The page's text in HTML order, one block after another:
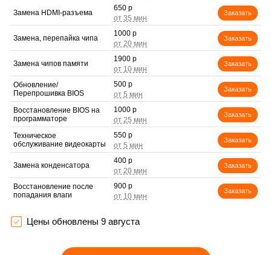
Замена HDMI-разъема
650 р
Заказать
Замена, перепайка чипа
1000 р
Заказать
Замена чипов памяти
1900 р
Заказать
Обновление/
Перепрошивка BIOS
500 р
Заказать
Восстановление BIOS на
программаторе
1000 р
Заказать
Техническое
обслуживание видеокарты
550 р
Заказать
Замена конденсатора
400 р
Заказать
Восстановление после
попадания влаги
900 р
Заказать
Замена термопасты
Цены обновлены 9 августа